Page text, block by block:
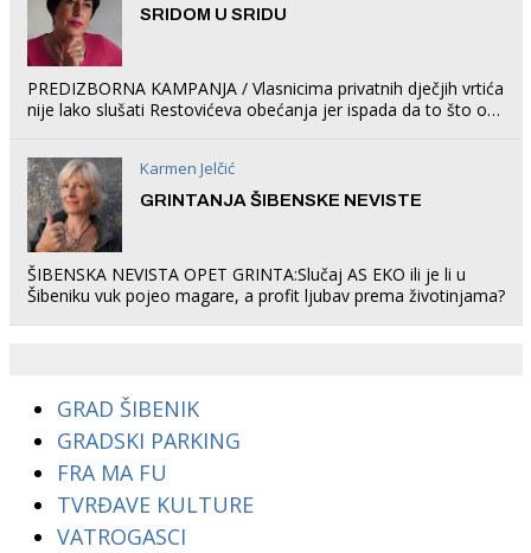
SRIDOM U SRIDU
PREDIZBORNA KAMPANJA / Vlasnicima privatnih dječjih vrtića
nije lako slušati Restovićeva obećanja jer ispada da to što oni
Karmen Jelčić
GRINTANJA ŠIBENSKE NEVISTE
ŠIBENSKA NEVISTA OPET GRINTA:Slučaj AS EKO ili je li u
Šibeniku vuk pojeo magare, a profit ljubav prema životinjama?
GRAD ŠIBENIK
GRADSKI PARKING
FRA MA FU
TVRĐAVE KULTURE
VATROGASCI